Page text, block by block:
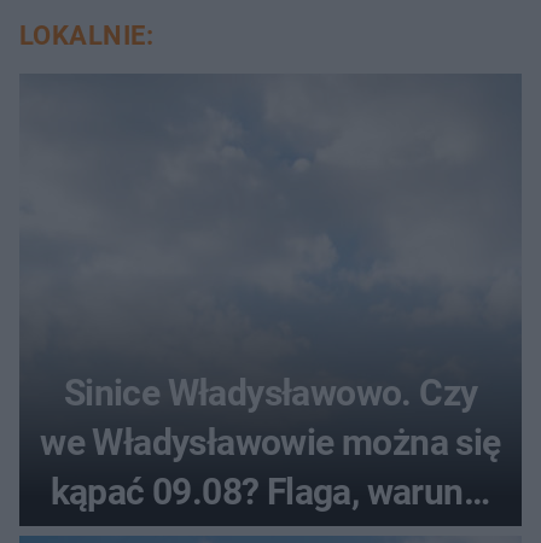
LOKALNIE:
Sinice Władysławowo. Czy
we Władysławowie można się
kąpać 09.08? Flaga, warunki